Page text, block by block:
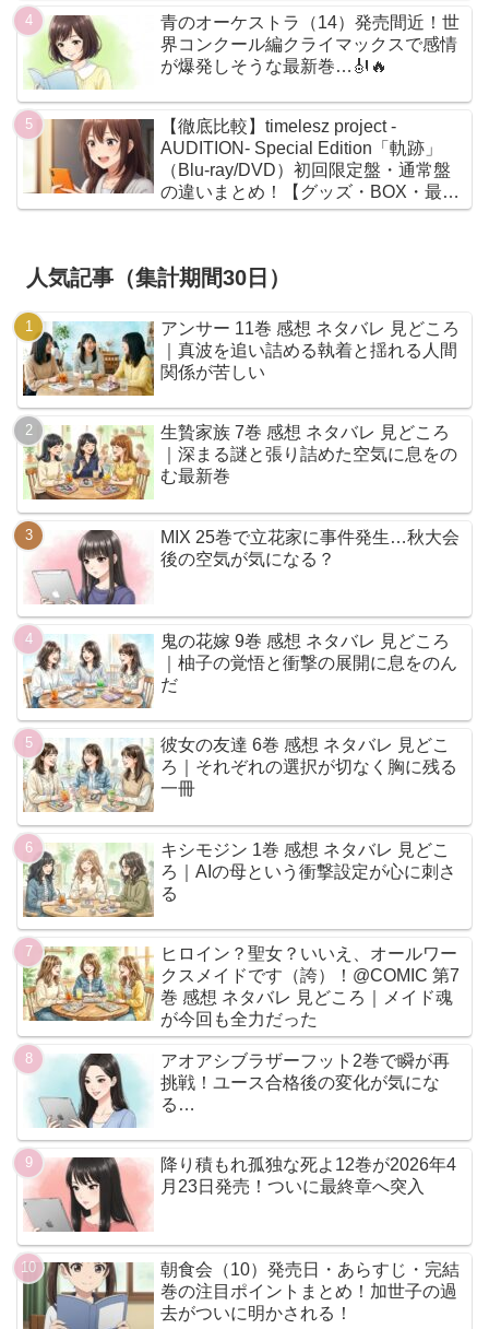
青のオーケストラ（14）発売間近！世
界コンクール編クライマックスで感情
が爆発しそうな最新巻…🎻🔥
【徹底比較】timelesz project -
AUDITION- Special Edition「軌跡」
（Blu-ray/DVD）初回限定盤・通常盤
の違いまとめ！【グッズ・BOX・最安
値】
人気記事（集計期間30日）
アンサー 11巻 感想 ネタバレ 見どころ
｜真波を追い詰める執着と揺れる人間
関係が苦しい
生贄家族 7巻 感想 ネタバレ 見どころ
｜深まる謎と張り詰めた空気に息をの
む最新巻
MIX 25巻で立花家に事件発生…秋大会
後の空気が気になる？
鬼の花嫁 9巻 感想 ネタバレ 見どころ
｜柚子の覚悟と衝撃の展開に息をのん
だ
彼女の友達 6巻 感想 ネタバレ 見どこ
ろ｜それぞれの選択が切なく胸に残る
一冊
キシモジン 1巻 感想 ネタバレ 見どこ
ろ｜AIの母という衝撃設定が心に刺さ
る
ヒロイン？聖女？いいえ、オールワー
クスメイドです（誇）！@COMIC 第7
巻 感想 ネタバレ 見どころ｜メイド魂
が今回も全力だった
アオアシブラザーフット2巻で瞬が再
挑戦！ユース合格後の変化が気にな
る…
降り積もれ孤独な死よ12巻が2026年4
月23日発売！ついに最終章へ突入
朝食会（10）発売日・あらすじ・完結
巻の注目ポイントまとめ！加世子の過
去がついに明かされる！